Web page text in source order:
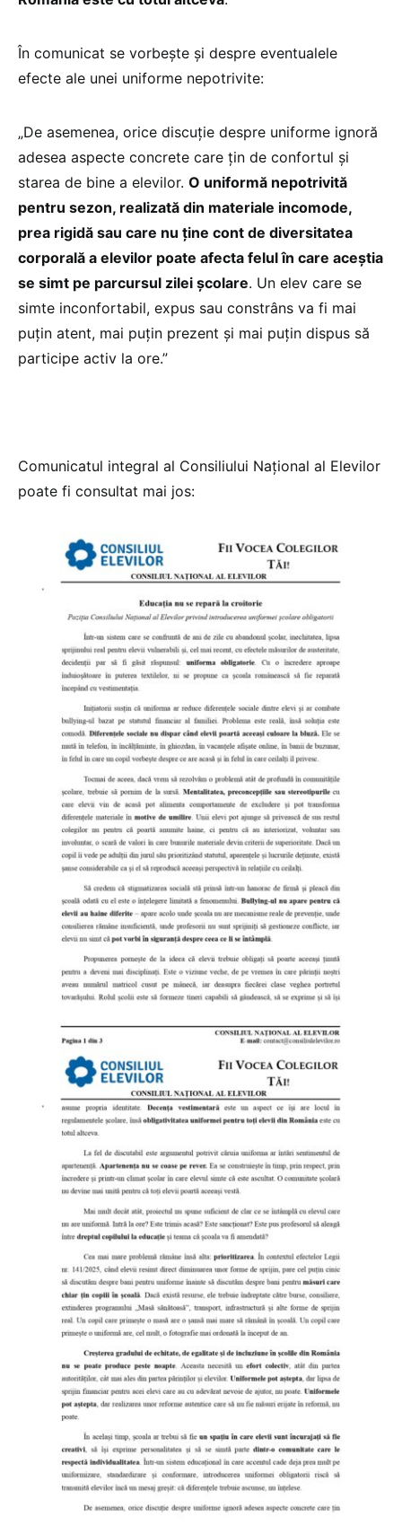
În comunicat se vorbește și despre eventualele
efecte ale unei uniforme nepotrivite:
„De asemenea, orice discuție despre uniforme ignoră
adesea aspecte concrete care țin de confortul și
starea de bine a elevilor. O uniformă nepotrivită
pentru sezon, realizată din materiale incomode,
prea rigidă sau care nu ține cont de diversitatea
corporală a elevilor poate afecta felul în care aceștia
se simt pe parcursul zilei școlare. Un elev care se
simte inconfortabil, expus sau constrâns va fi mai
puțin atent, mai puțin prezent și mai puțin dispus să
participe activ la ore.”
Comunicatul integral al Consiliului Național al Elevilor
poate fi consultat mai jos: